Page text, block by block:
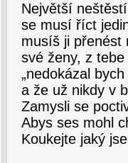
Největší
se musí říct
musíš ji přenést
své ženy, z
„nedokázal
a že už nikdy v
Zamysli se
Abys ses mohl
Koukejte jaký